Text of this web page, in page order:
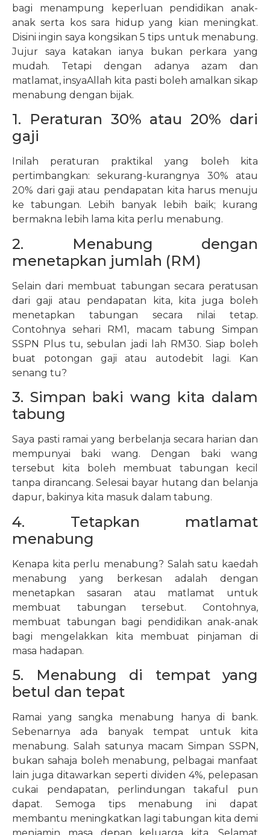
bagi menampung keperluan pendidikan anak-
anak serta kos sara hidup yang kian meningkat.
Disini ingin saya kongsikan 5 tips untuk menabung.
Jujur saya katakan ianya bukan perkara yang
mudah. Tetapi dengan adanya azam dan
matlamat, insyaAllah kita pasti boleh amalkan sikap
menabung dengan bijak.
1. Peraturan 30% atau 20% dari
gaji
Inilah peraturan praktikal yang boleh kita
pertimbangkan: sekurang-kurangnya 30% atau
20% dari gaji atau pendapatan kita harus menuju
ke tabungan. Lebih banyak lebih baik; kurang
bermakna lebih lama kita perlu menabung.
2. Menabung dengan
menetapkan jumlah (RM)
Selain dari membuat tabungan secara peratusan
dari gaji atau pendapatan kita, kita juga boleh
menetapkan tabungan secara nilai tetap.
Contohnya sehari RM1, macam tabung Simpan
SSPN Plus tu, sebulan jadi lah RM30. Siap boleh
buat potongan gaji atau autodebit lagi. Kan
senang tu?
3. Simpan baki wang kita dalam
tabung
Saya pasti ramai yang berbelanja secara harian dan
mempunyai baki wang. Dengan baki wang
tersebut kita boleh membuat tabungan kecil
tanpa dirancang. Selesai bayar hutang dan belanja
dapur, bakinya kita masuk dalam tabung.
4. Tetapkan matlamat
menabung
Kenapa kita perlu menabung? Salah satu kaedah
menabung yang berkesan adalah dengan
menetapkan sasaran atau matlamat untuk
membuat tabungan tersebut. Contohnya,
membuat tabungan bagi pendidikan anak-anak
bagi mengelakkan kita membuat pinjaman di
masa hadapan.
5. Menabung di tempat yang
betul dan tepat
Ramai yang sangka menabung hanya di bank.
Sebenarnya ada banyak tempat untuk kita
menabung. Salah satunya macam Simpan SSPN,
bukan sahaja boleh menabung, pelbagai manfaat
lain juga ditawarkan seperti dividen 4%, pelepasan
cukai pendapatan, perlindungan takaful pun
dapat. Semoga tips menabung ini dapat
membantu meningkatkan lagi tabungan kita demi